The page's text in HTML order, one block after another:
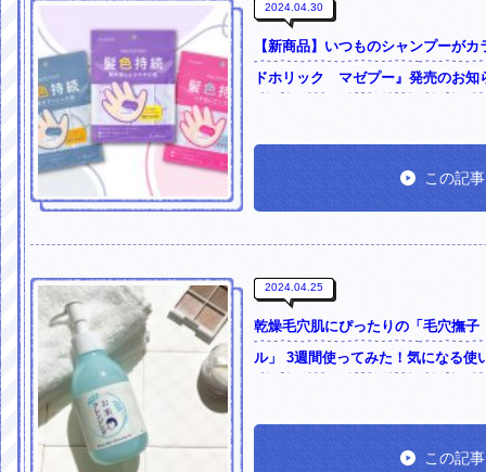
2024.04.30
【新商品】いつものシャンプーが
ドホリック マゼプー』発売のお知
この記
2024.04.25
乾燥毛穴肌にぴったりの「毛穴撫
ル」 3週間使ってみた！気になる使
この記